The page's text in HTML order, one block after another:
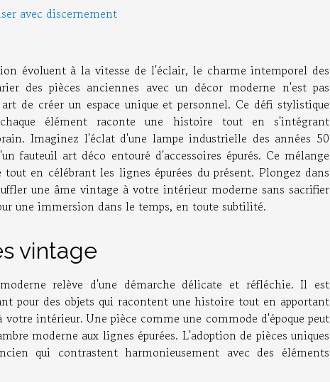
avec discernement
évoluent à la vitesse de l'éclair, le charme intemporel des
des pièces anciennes avec un décor moderne n'est pas
de créer un espace unique et personnel. Ce défi stylistique
élément raconte une histoire tout en s'intégrant
Imaginez l'éclat d'une lampe industrielle des années 50
fauteuil art déco entouré d'accessoires épurés. Ce mélange
en célébrant les lignes épurées du présent. Plongez dans
une âme vintage à votre intérieur moderne sans sacrifier
une immersion dans le temps, en toute subtilité.
vintage
relève d'une démarche délicate et réfléchie. Il est
pour des objets qui racontent une histoire tout en apportant
intérieur. Une pièce comme une commode d'époque peut
moderne aux lignes épurées. L'adoption de pièces uniques
qui contrastent harmonieusement avec des éléments